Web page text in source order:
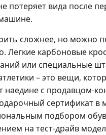
потеряет вида после
сложнее, но можно
Легкие карбоновые
или специальные
– это вещи,
наедине с продавцом-
сертификат в
подбором
на тест-драйв